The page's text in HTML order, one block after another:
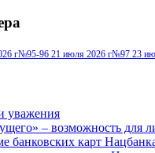
г№95-96 21 июля 2026 г№97 23
уважения
– возможность для
банковских карт